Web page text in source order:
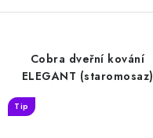
Cobra dveřní kování
ELEGANT (staromosaz)
Tip